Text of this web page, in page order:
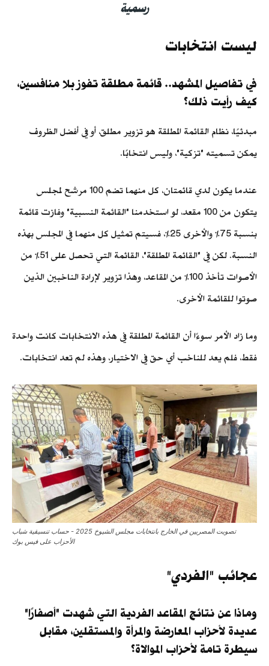
رسمية
ليست انتخابات
في تفاصيل المشهد.. قائمة مطلقة تفوز بلا منافسين،
كيف رأيت ذلك؟
مبدئيًا، نظام القائمة المطلقة هو تزوير مطلق، أو في أفضل الظروف
يمكن تسميته "تزكية"، وليس انتخابًا.
عندما يكون لدي قائمتان، كل منهما تضم 100 مرشح لمجلس
يتكون من 100 مقعد، لو استخدمنا "القائمة النسبية" وفازت قائمة
بنسبة 75% والأخرى 25%، فسيتم تمثيل كل منهما في المجلس بهذه
النسبة. لكن في "القائمة المطلقة"، القائمة التي تحصل على 51% من
الأصوات تأخذ 100% من المقاعد، وهذا تزوير لإرادة الناخبين الذين
صوتوا للقائمة الأخرى.
وما زاد الأمر سوءًا أن القائمة المطلقة في هذه الانتخابات كانت واحدة
فقط، فلم يعد للناخب أي حق في الاختيار، وهذه لم تعد انتخابات.
تصويت المصريين في الخارج بانتخابات مجلس الشيوخ 2025 - حساب تنسيقية شباب
الأحزاب على فيس بوك
عجائب "الفردي"
وماذا عن نتائج المقاعد الفردية التي شهدت "أصفارًا"
عديدة لأحزاب المعارضة والمرأة والمستقلين، مقابل
سيطرة تامة لأحزاب الموالاة؟